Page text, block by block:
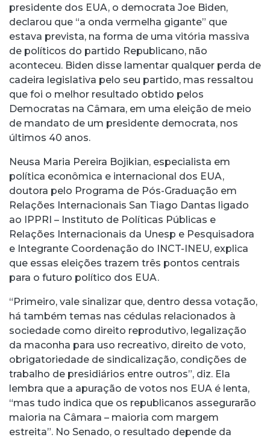
presidente dos EUA, o democrata Joe Biden,
declarou que “a onda vermelha gigante” que
estava prevista, na forma de uma vitória massiva
de políticos do partido Republicano, não
aconteceu. Biden disse lamentar qualquer perda de
cadeira legislativa pelo seu partido, mas ressaltou
que foi o melhor resultado obtido pelos
Democratas na Câmara, em uma eleição de meio
de mandato de um presidente democrata, nos
últimos 40 anos.
Neusa Maria Pereira Bojikian, especialista em
política econômica e internacional dos EUA,
doutora pelo Programa de Pós-Graduação em
Relações Internacionais San Tiago Dantas ligado
ao IPPRI – Instituto de Políticas Públicas e
Relações Internacionais da Unesp e Pesquisadora
e Integrante Coordenação do INCT-INEU, explica
que essas eleições trazem três pontos centrais
para o futuro político dos EUA.
“Primeiro, vale sinalizar que, dentro dessa votação,
há também temas nas cédulas relacionados à
sociedade como direito reprodutivo, legalização
da maconha para uso recreativo, direito de voto,
obrigatoriedade de sindicalização, condições de
trabalho de presidiários entre outros”, diz. Ela
lembra que a apuração de votos nos EUA é lenta,
“mas tudo indica que os republicanos assegurarão
maioria na Câmara – maioria com margem
estreita”. No Senado, o resultado depende da